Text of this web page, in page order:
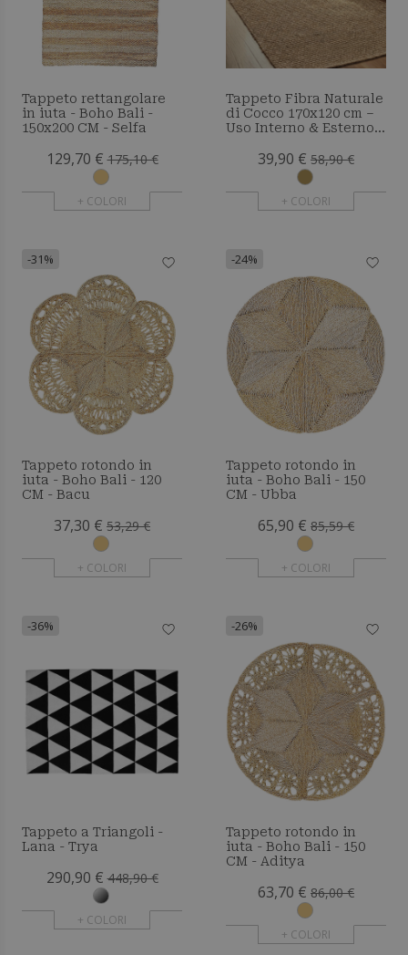
Tappeto rettangolare
in iuta - Boho Bali -
150x200 CM - Selfa
129,70 € 175,10 €
+ COLORI
Tappeto Fibra Naturale
di Cocco 170x120 cm –
Uso Interno & Esterno –
39,90 € 58,90 €
+ COLORI
-31%
Tappeto rotondo in
iuta - Boho Bali - 120
CM - Bacu
37,30 € 53,29 €
+ COLORI
-24%
Tappeto rotondo in
iuta - Boho Bali - 150
CM - Ubba
65,90 € 85,59 €
+ COLORI
-36%
Tappeto a Triangoli -
Lana - Trya
290,90 € 448,90 €
+ COLORI
-26%
Tappeto rotondo in
iuta - Boho Bali - 150
CM - Aditya
63,70 € 86,00 €
+ COLORI